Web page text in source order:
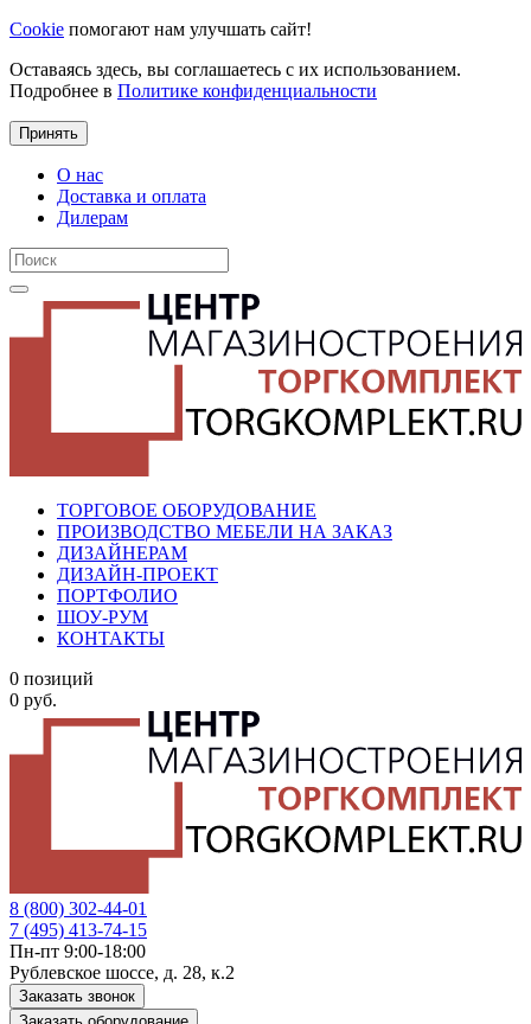
Cookie помогают нам улучшать сайт!
Оставаясь здесь, вы соглашаетесь с их использованием.
Подробнее в Политике конфиденциальности
Принять
О нас
Доставка и оплата
Дилерам
ТОРГОВОЕ ОБОРУДОВАНИЕ
ПРОИЗВОДСТВО МЕБЕЛИ НА ЗАКАЗ
ДИЗАЙНЕРАМ
ДИЗАЙН-ПРОЕКТ
ПОРТФОЛИО
ШОУ-РУМ
КОНТАКТЫ
0 позиций
0 руб.
8 (800) 302-44-01
7 (495) 413-74-15
Пн-пт 9:00-18:00
Рублевское шоссе, д. 28, к.2
Заказать звонок